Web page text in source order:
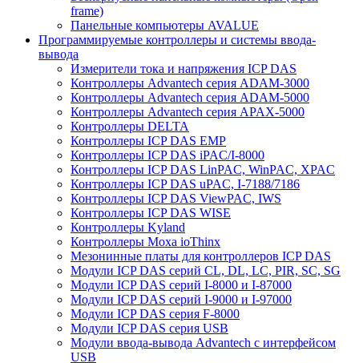
frame)
Панельные компьютеры AVALUE
Программируемые контроллеры и системы ввода-
вывода
Измерители тока и напряжения ICP DAS
Контроллеры Advantech серия ADAM-3000
Контроллеры Advantech серия ADAM-5000
Контроллеры Advantech серия APAX-5000
Контроллеры DELTA
Контроллеры ICP DAS EMP
Контроллеры ICP DAS iPAC/I-8000
Контроллеры ICP DAS LinPAC, WinPAC, XPAC
Контроллеры ICP DAS uPAC, I-7188/7186
Контроллеры ICP DAS ViewPAC, IWS
Контроллеры ICP DAS WISE
Контроллеры Kyland
Контроллеры Moxa ioThinx
Мезонинные платы для контроллеров ICP DAS
Модули ICP DAS серий CL, DL, LC, PIR, SC, SG
Модули ICP DAS серий I-8000 и I-87000
Модули ICP DAS серий I-9000 и I-97000
Модули ICP DAS серия F-8000
Модули ICP DAS серия USB
Модули ввода-вывода Advantech с интерфейсом
USB